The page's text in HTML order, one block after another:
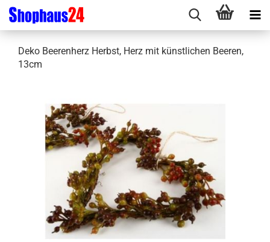
Deko Beerenherz Herbst, Herz mit künstlichen Beeren,
13cm